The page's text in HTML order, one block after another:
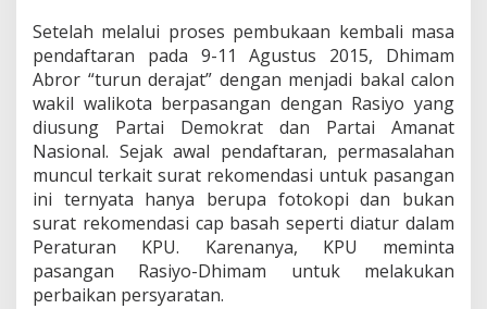
a
D
h
i
m
a
A
b
r
o
r
K
Setelah melalui proses pembukaan kembali masa
pendaftaran pada 9-11 Agustus 2015, Dhimam
Abror “turun derajat” dengan menjadi bakal calon
wakil walikota berpasangan dengan Rasiyo yang
diusung Partai Demokrat dan Partai Amanat
Nasional. Sejak awal pendaftaran, permasalahan
muncul terkait surat rekomendasi untuk pasangan
ini ternyata hanya berupa fotokopi dan bukan
surat rekomendasi cap basah seperti diatur dalam
Peraturan KPU. Karenanya, KPU meminta
pasangan Rasiyo-Dhimam untuk melakukan
perbaikan persyaratan.